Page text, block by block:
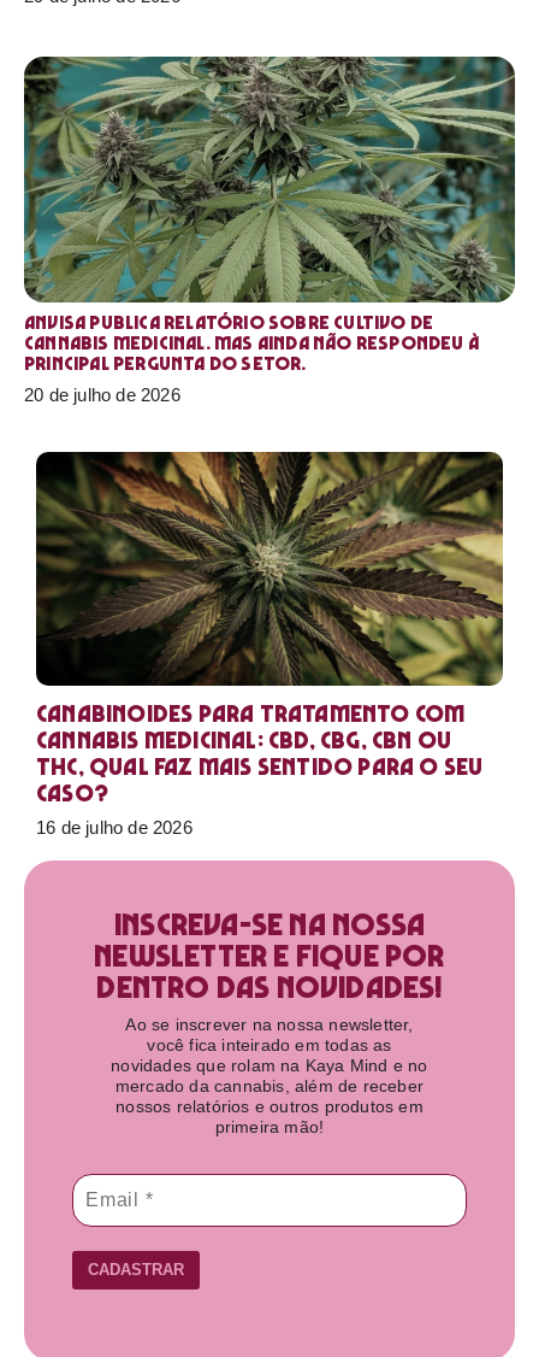
Anvisa publica relatório sobre cultivo de
Cannabis medicinal. Mas ainda não respondeu à
principal pergunta do setor.
20 de julho de 2026
Canabinoides para tratamento com
cannabis medicinal: CBD, CBG, CBN ou
THC, qual faz mais sentido para o seu
caso?
16 de julho de 2026
Inscreva-se na nossa
newsletter e fique por
dentro das novidades!​
Ao se inscrever na nossa newsletter,
você fica inteirado em todas as
novidades que rolam na Kaya Mind e no
mercado da cannabis, além de receber
nossos relatórios e outros produtos em
primeira mão!
CADASTRAR